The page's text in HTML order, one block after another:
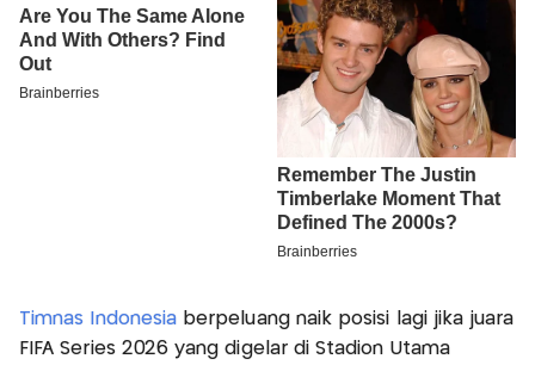
Timnas Indonesia berpeluang naik posisi lagi jika juara
FIFA Series 2026 yang digelar di Stadion Utama